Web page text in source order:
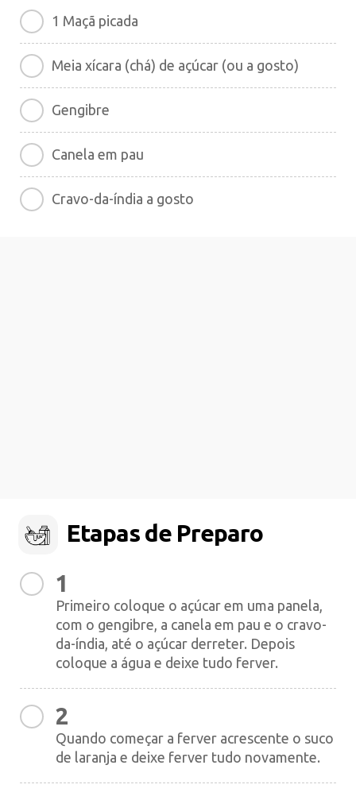
1 Maçã picada
Meia xícara (chá) de açúcar (ou a gosto)
Gengibre
Canela em pau
Cravo-da-índia a gosto
Etapas de Preparo
1
Primeiro coloque o açúcar em uma panela,
com o gengibre, a canela em pau e o cravo-
da-índia, até o açúcar derreter. Depois
coloque a água e deixe tudo ferver.
2
Quando começar a ferver acrescente o suco
de laranja e deixe ferver tudo novamente.